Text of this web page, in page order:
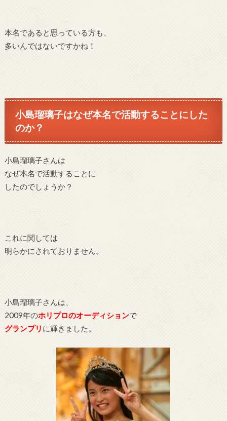
本名であると思っている方も、
多いんではないですかね！
小島瑠璃子はなぜ本名で活動することにした
のか？
小島瑠璃子さんは
なぜ本名で活動することに
したのでしょうか？
これに関しては
明らかにされておりません。
小島瑠璃子さんは、
2009年のホリプロのオーディションで
グランプリ に輝きました。